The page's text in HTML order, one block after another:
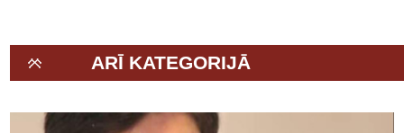
ARĪ KATEGORIJĀ